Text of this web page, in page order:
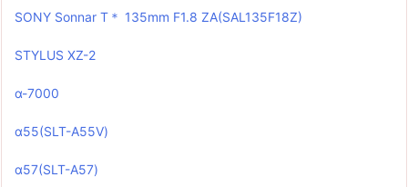
SONY Sonnar T＊ 135mm F1.8 ZA(SAL135F18Z)
STYLUS XZ-2
α-7000
α55(SLT-A55V)
α57(SLT-A57)